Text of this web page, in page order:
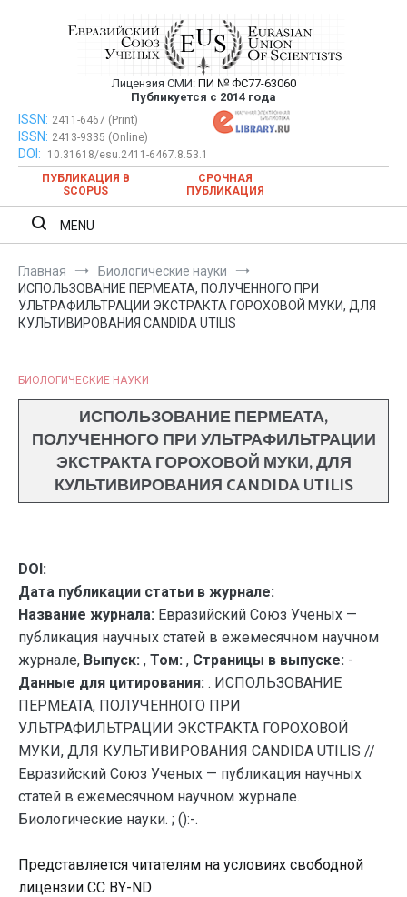
Евразийский Союз Ученых —
публикация научных статей в
ежемесячном научном журнале
Лицензия СМИ: ПИ № ФС77-63060
Публикуется с 2014 года
Евразийский Союз Ученых — публикация научных статей в
ежемесячном научном журнале
ISSN: 2411-6467 (Print)
ISSN: 2413-9335 (Online)
DOI:
10.31618/esu.2411-6467.8.53.1
ПУБЛИКАЦИЯ В
SCOPUS
СРОЧНАЯ
ПУБЛИКАЦИЯ
MENU
Главная
Биологические науки
ИСПОЛЬЗОВАНИЕ ПЕРМЕАТА, ПОЛУЧЕННОГО ПРИ
УЛЬТРАФИЛЬТРАЦИИ ЭКСТРАКТА ГОРОХОВОЙ МУКИ, ДЛЯ
КУЛЬТИВИРОВАНИЯ CANDIDA UTILIS
БИОЛОГИЧЕСКИЕ НАУКИ
ИСПОЛЬЗОВАНИЕ ПЕРМЕАТА,
ПОЛУЧЕННОГО ПРИ УЛЬТРАФИЛЬТРАЦИИ
ЭКСТРАКТА ГОРОХОВОЙ МУКИ, ДЛЯ
КУЛЬТИВИРОВАНИЯ CANDIDA UTILIS
DOI:
Дата публикации статьи в журнале:
Название журнала: Евразийский Союз Ученых —
публикация научных статей в ежемесячном научном
журнале, Выпуск: , Том: , Страницы в выпуске: -
Данные для цитирования: . ИСПОЛЬЗОВАНИЕ
ПЕРМЕАТА, ПОЛУЧЕННОГО ПРИ
УЛЬТРАФИЛЬТРАЦИИ ЭКСТРАКТА ГОРОХОВОЙ
МУКИ, ДЛЯ КУЛЬТИВИРОВАНИЯ CANDIDA UTILIS //
Евразийский Союз Ученых — публикация научных
статей в ежемесячном научном журнале.
Биологические науки. ; ():-.
Представляется читателям на условиях свободной
лицензии CC BY-ND